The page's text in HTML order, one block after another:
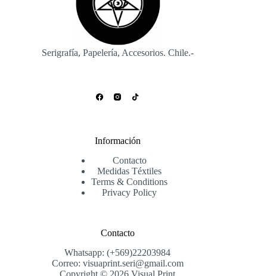
Serigrafía, Papelería, Accesorios. Chile.-
Información
Contacto
Medidas Téxtiles
Terms & Conditions
Privacy Policy
Contacto
Whatsapp: (+569)22203984
Correo: visuaprint.seri@gmail.com
Copyright © 2026 Visual Print